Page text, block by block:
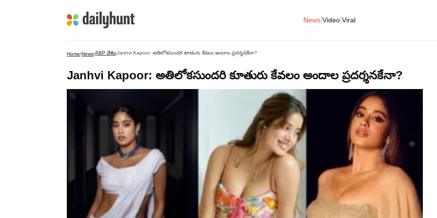
News Video Viral
Home/News/ABP దేశం/Janhvi Kapoor: అతిలోకసుందరి కూతురు కేవలం అందాల ప్రదర్శనకేనా?
Janhvi Kapoor: అతిలోకసుందరి కూతురు కేవలం అందాల ప్రదర్శనకేనా?